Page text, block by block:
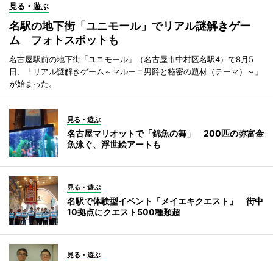
見る・遊ぶ
名駅の地下街「ユニモール」でリアル謎解きゲー
ム フォトスポットも
名古屋駅前の地下街「ユニモール」（名古屋市中村区名駅4）で8月5
日、「リアル謎解きゲーム～マルーニ男爵と秘密の題材（テーマ）～」
が始まった。
見る・遊ぶ
名古屋マリオットで「錦魚の舞」 200匹の弥富金
魚泳ぐ、浮世絵アートも
見る・遊ぶ
名駅で体験型イベント「メイエキクエスト」 街中
10拠点にクエスト500種類超
見る・遊ぶ